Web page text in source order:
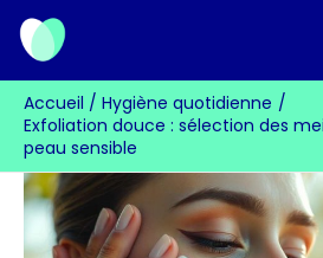
Aller
contenu
Accueil
Hygiène quotidienne
Exfoliation douce : sélection des
peau sensible